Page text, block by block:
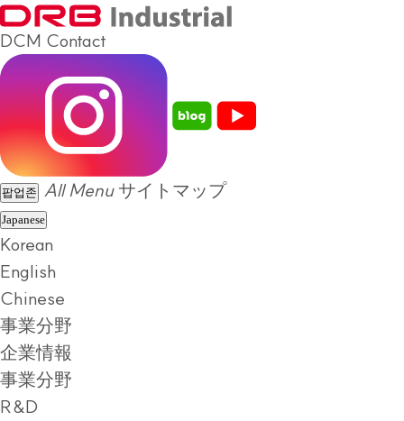
DCM Contact
팝업존 All Menu サイトマップ
Japanese
Korean
English
Chinese
事業分野
企業情報
事業分野
R&D